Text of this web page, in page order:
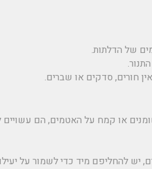
של הדלתות.
חורים, סדקים או שברים.
או קמח על האטמים, הם עשויים
יש להחליפם מיד כדי לשמור על